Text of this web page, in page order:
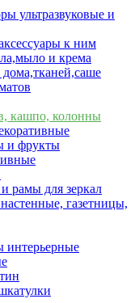
ультразвуковые и
к ним
и крема
кашпо, колонны
и фрукты
рамы для зеркал
газетницы,
интерьерные